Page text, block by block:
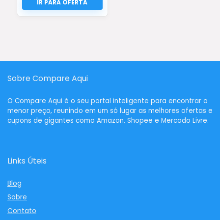
Sobre Compare Aqui
O Compare Aqui é o seu portal inteligente para encontrar o
menor preço, reunindo em um só lugar as melhores ofertas e
cupons de gigantes como Amazon, Shopee e Mercado Livre.
Links Úteis
Blog
Sobre
Contato